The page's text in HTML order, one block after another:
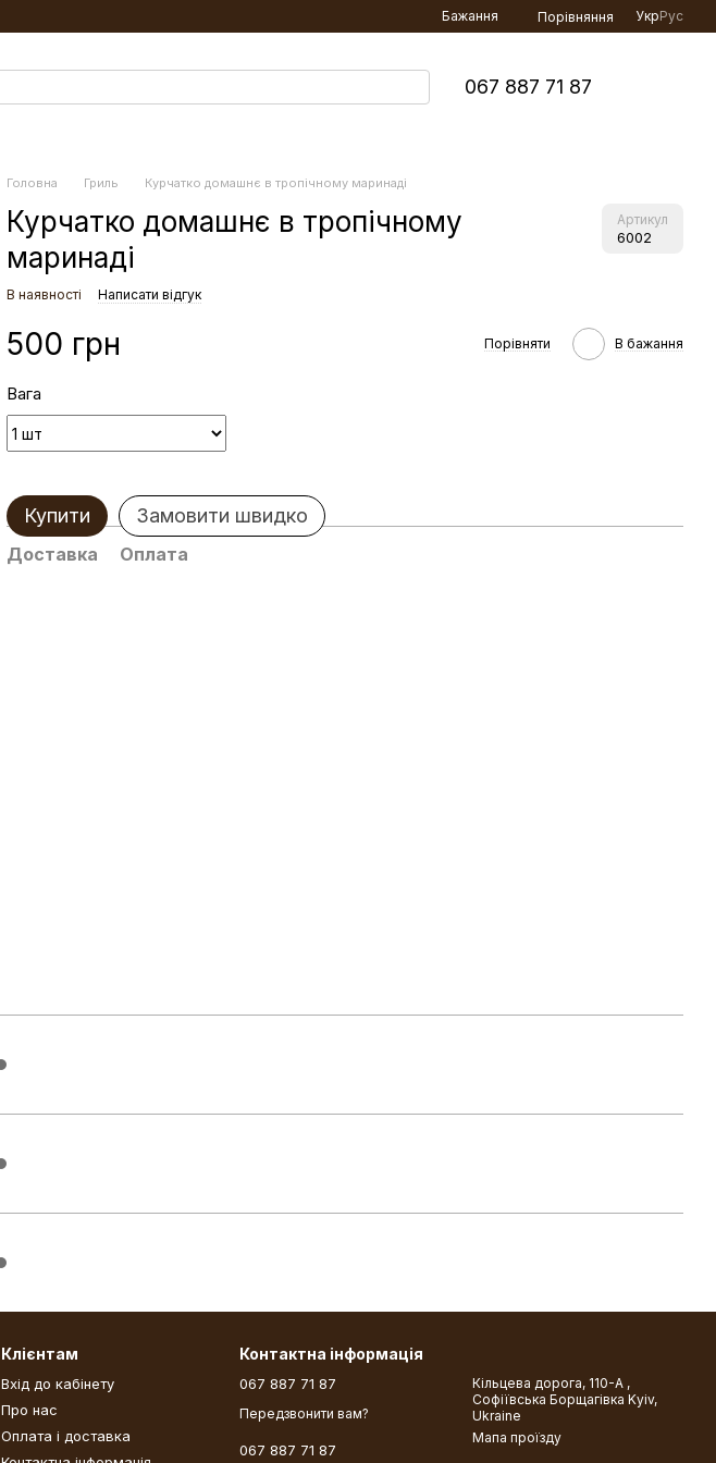
Бажання Порівняння УкрРус
067 887 71 87
Головна Гриль Курчатко домашнє в тропічному маринаді
Курчатко домашнє в тропічному
маринаді
Артикул
6002
В наявності Написати відгук
500 грн Порівняти В бажання
Вага
Купити Замовити швидко
Доставка Оплата
Клієнтам
Вхід до кабінету
Про нас
Оплата і доставка
Контактна інформація
067 887 71 87
Передзвонити вам?
067 887 71 87
Кільцева дорога, 110-А ,
Софіївська Борщагівка Kyiv,
Ukraine
Мапа проїзду